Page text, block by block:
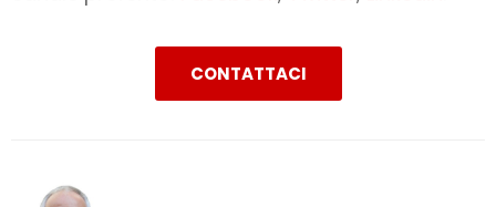
CONTATTACI